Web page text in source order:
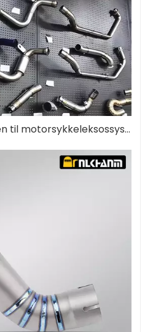
Den komplette guiden til motorsykkeleksossystemer